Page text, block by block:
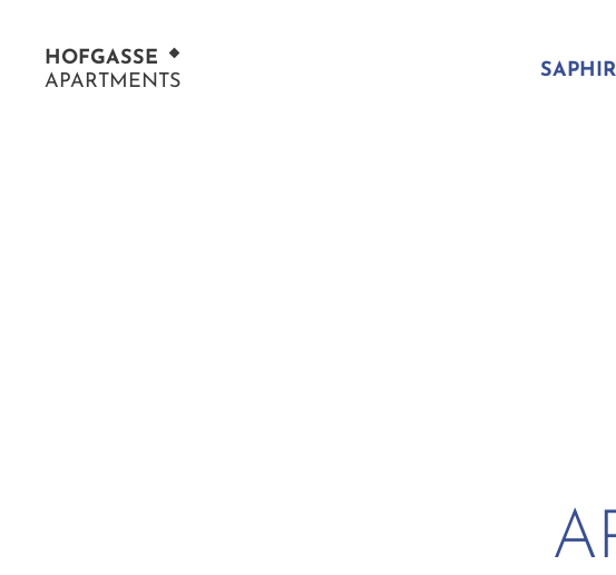
HOFGASSE
APARTMENTS
SAPHIR